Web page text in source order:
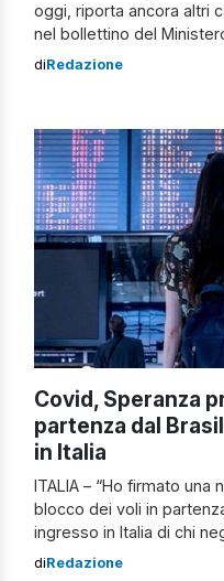
oggi, riporta ancora altri
nel bollettino del
14.931 nuovi positivi. Il
dei guariti/dimessi che,
totale di 2.315.687 […]
diRedazione
Covid, Speranza
partenza dal
in Italia
ITALIA – “Ho firmato una
blocco dei voli in
ingresso in Italia di chi
Manteniamo l’approccio
diRedazione